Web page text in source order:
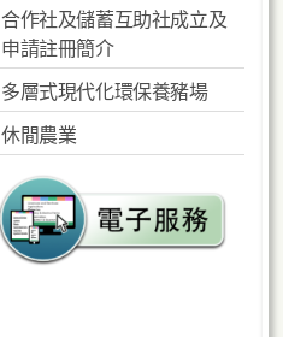
本地漁農美食嘉年華
本地菜場登記計劃
約瑟信託基金
長沙灣副食品批發市場
西區副食品批發市場
長沙灣臨時家禽批發市場
鮮活食品消耗統計資料
申請副食品批發市場設施
合作社及儲蓄互助社成立及
申請註冊簡介
多層式現代化環保養豬場
休閒農業